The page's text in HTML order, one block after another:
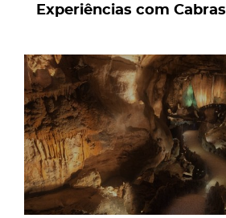
Experiências com Cabras
page